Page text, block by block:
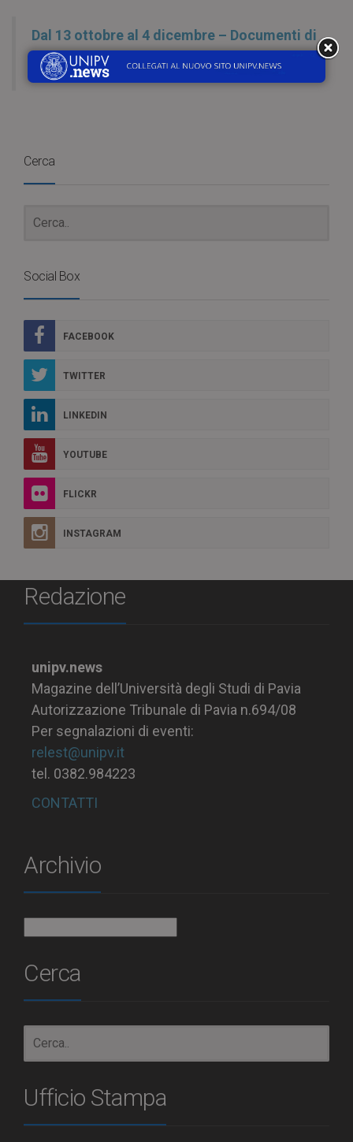
Dal 13 ottobre al 4 dicembre – Documenti di
pietra: tracce del passato, segni nel presente
Cerca
Social Box
FACEBOOK
TWITTER
LINKEDIN
YOUTUBE
FLICKR
INSTAGRAM
Redazione
unipv.news
Magazine dell’Università degli Studi di Pavia
Autorizzazione Tribunale di Pavia n.694/08
Per segnalazioni di eventi:
relest@unipv.it
tel. 0382.984223
CONTATTI
Archivio
Cerca
Ufficio Stampa